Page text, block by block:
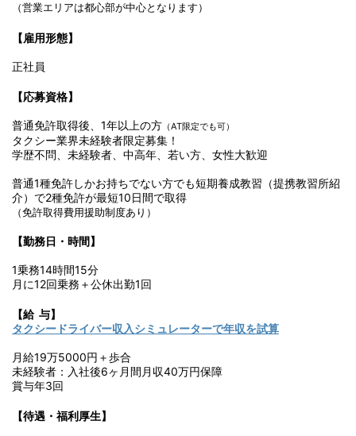
（営業エリアは都心部が中心となります）
【雇用形態】
正社員
【応募資格】
普通免許取得後、1年以上の方 （AT限定でも可）
タクシー業界未経験者限定募集！
学歴不問、未経験者、中高年、若い方、女性大歓迎
普通1種免許しかお持ちでない方でも短期養成教習（提携教習所紹
介）で2種免許が最短10日間で取得
（免許取得費用援助制度あり）
【勤務日・時間】
1乗務14時間15分
月に12回乗務＋公休出勤1回
【給 与】
タクシードライバー収入シミュレーターで年収を試算
月給19万5000円＋歩合
未経験者：入社後6ヶ月間月収40万円保障
賞与年3回
【待遇・福利厚生】